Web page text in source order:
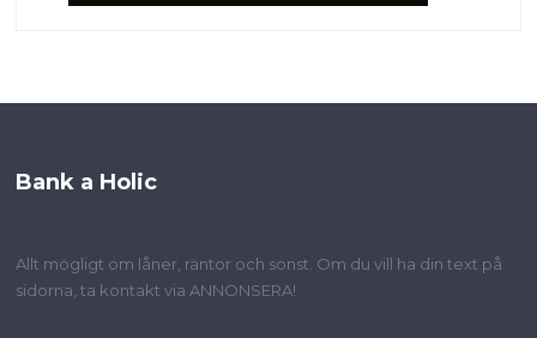
Bank a Holic
Allt mögligt om låner, räntor och sonst. Om du vill ha din text på
sidorna, ta kontakt via ANNONSERA!